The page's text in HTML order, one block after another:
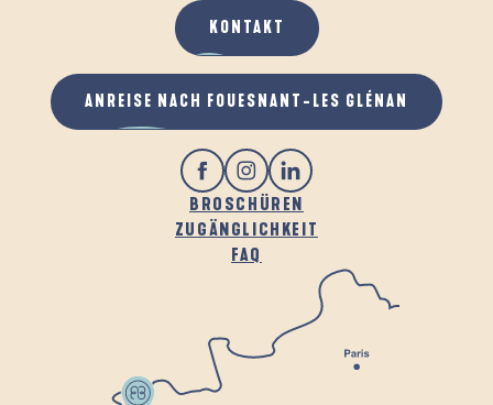
BROSCHÜREN
ZUGÄNGLICHKEIT
FAQ
KONTAKT
ANREISE NACH FOUESNANT-LES GLÉNAN